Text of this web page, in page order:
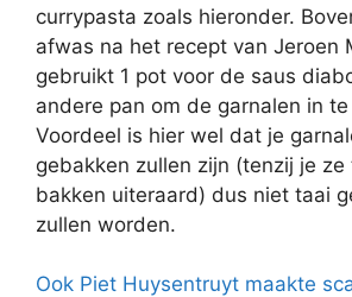
currypasta zoals hieronder.
afwas na het recept van Jeroen
gebruikt 1 pot voor de saus
andere pan om de garnalen in
Voordeel is hier wel dat je
gebakken zullen zijn (tenzij je
bakken uiteraard) dus niet taai
zullen worden.
Ook Piet Huysentruyt maakte